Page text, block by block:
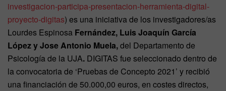
investigacion-participa-presentacion-herramienta-digital-
proyecto-digitas) es una iniciativa de los investigadores/as
Lourdes Espinosa Fernández, Luis Joaquín García
López y Jose Antonio Muela,del Departamento de
Psicología de la UJA. DIGITAS fue seleccionado dentro de
la convocatoria de ‘Pruebas de Concepto 2021’ y recibió
una financiación de 50.000,00 euros, en costes directos,